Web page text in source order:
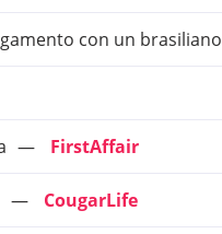
con un brasiliano
FirstAffair
CougarLife